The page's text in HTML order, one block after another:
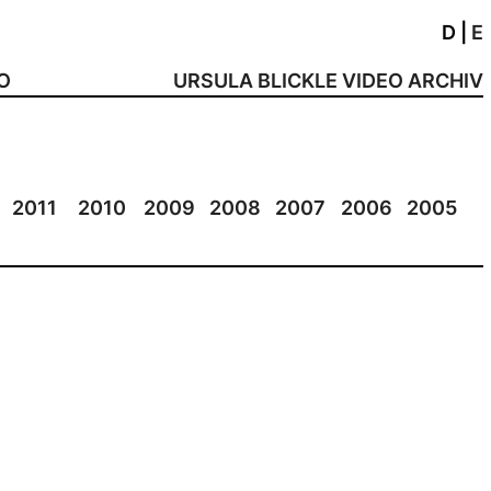
D E
URSULA BLICKLE VIDEO ARCHIV
2011 2010 2009 2008 2007 2006 2005